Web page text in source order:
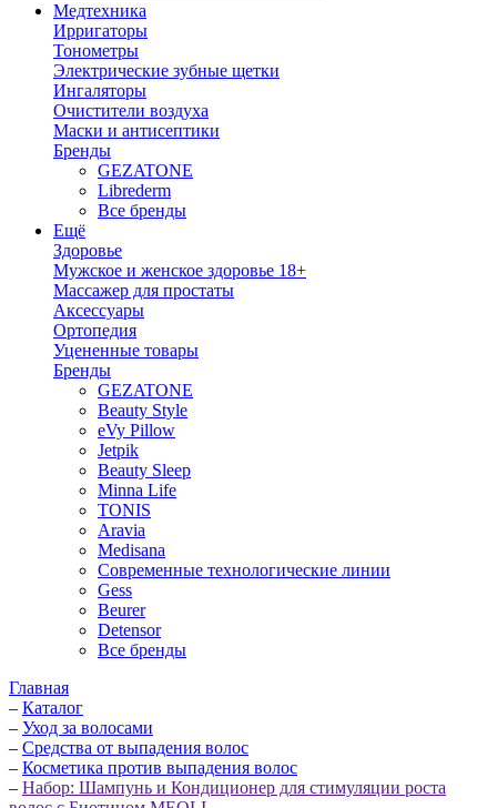
Медтехника
Ирригаторы
Тонометры
Электрические зубные щетки
Ингаляторы
Очистители воздуха
Маски и антисептики
Бренды
GEZATONE
Librederm
Все бренды
Ещё
Здоровье
Мужское и женское здоровье 18+
Массажер для простаты
Аксессуары
Ортопедия
Уцененные товары
Бренды
GEZATONE
Beauty Style
eVy Pillow
Jetpik
Beauty Sleep
Minna Life
TONIS
Aravia
Medisana
Современные технологические линии
Gess
Beurer
Detensor
Все бренды
Главная
– Каталог
– Уход за волосами
– Средства от выпадения волос
– Косметика против выпадения волос
– Набор: Шампунь и Кондиционер для стимуляции роста